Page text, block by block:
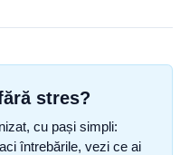
stres?
cu pași simpli:
întrebările, vezi ce ai